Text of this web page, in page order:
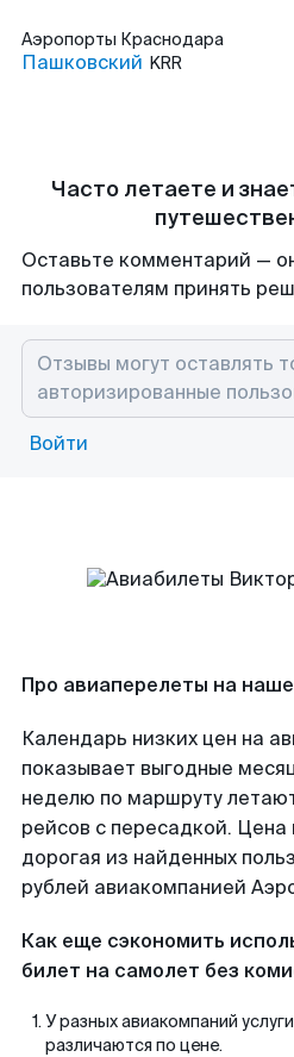
Аэропорты Краснодара
Пашковский KRR
Часто летаете и
Оставьте комментарий —
пользователям принять
Войти
Про авиаперелеты на
Календарь низких цен на
показывает выгодные
неделю по маршруту
рейсов с пересадкой. Цена
дорогая из найденных
рублей авиакомпанией
Как еще сэкономить
билет на самолет без
У разных авиакомпаний
различаются по цене.